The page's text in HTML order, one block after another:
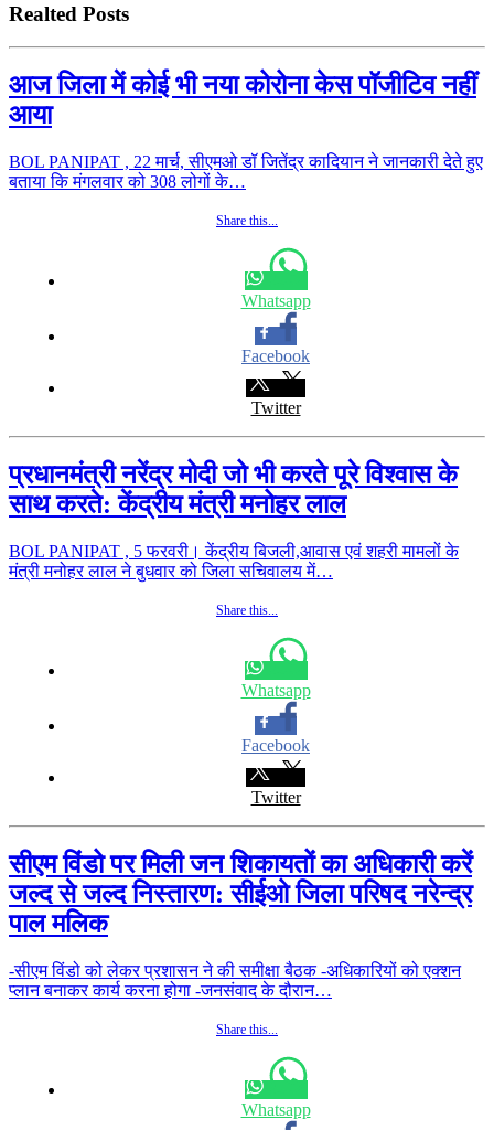
Realted Posts
आज जिला में कोई भी नया कोरोना केस पॉजीटिव नहीं
आया
BOL PANIPAT , 22 मार्च, सीएमओ डॉ जितेंद्र कादियान ने जानकारी देते हुए
बताया कि मंगलवार को 308 लोगों के…
Share this...
Whatsapp
Facebook
Twitter
प्रधानमंत्री नरेंद्र मोदी जो भी करते पूरे विश्वास के
साथ करते: केंद्रीय मंत्री मनोहर लाल
BOL PANIPAT , 5 फरवरी। केंद्रीय बिजली,आवास एवं शहरी मामलों के
मंत्री मनोहर लाल ने बुधवार को जिला सचिवालय में…
Share this...
Whatsapp
Facebook
Twitter
सीएम विंडो पर मिली जन शिकायतों का अधिकारी करें
जल्द से जल्द निस्तारण: सीईओ जिला परिषद नरेन्द्र
पाल मलिक
-सीएम विंडो को लेकर प्रशासन ने की समीक्षा बैठक -अधिकारियों को एक्शन
प्लान बनाकर कार्य करना होगा -जनसंवाद के दौरान…
Share this...
Whatsapp